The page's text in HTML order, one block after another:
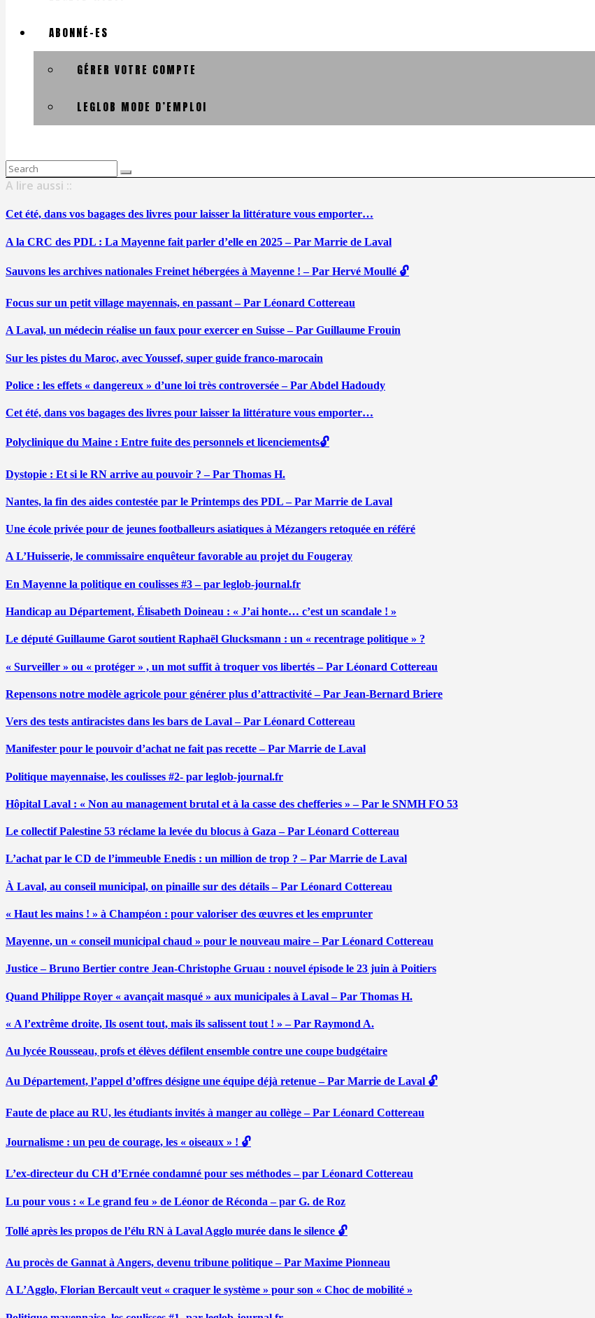
ABONNÉ-ES
GÉRER VOTRE COMPTE
LEGLOB MODE D’EMPLOI
Search
for:
A lire aussi ::
Cet été, dans vos bagages des livres pour laisser la littérature vous emporter…
A la CRC des PDL : La Mayenne fait parler d’elle en 2025 – Par Marrie de Laval
Sauvons les archives nationales Freinet hébergées à Mayenne ! – Par Hervé Moullé 🔓
Focus sur un petit village mayennais, en passant – Par Léonard Cottereau
A Laval, un médecin réalise un faux pour exercer en Suisse – Par Guillaume Frouin
Sur les pistes du Maroc, avec Youssef, super guide franco-marocain
Police : les effets « dangereux » d’une loi très controversée – Par Abdel Hadoudy
Cet été, dans vos bagages des livres pour laisser la littérature vous emporter…
Polyclinique du Maine : Entre fuite des personnels et licenciements🔓
Dystopie : Et si le RN arrive au pouvoir ? – Par Thomas H.
Nantes, la fin des aides contestée par le Printemps des PDL – Par Marrie de Laval
Une école privée pour de jeunes footballeurs asiatiques à Mézangers retoquée en référé
A L’Huisserie, le commissaire enquêteur favorable au projet du Fougeray
En Mayenne la politique en coulisses #3 – par leglob-journal.fr
Handicap au Département, Élisabeth Doineau : « J’ai honte… c’est un scandale ! »
Le député Guillaume Garot soutient Raphaël Glucksmann : un « recentrage politique » ?
« Surveiller » ou « protéger » , un mot suffit à troquer vos libertés – Par Léonard Cottereau
Repensons notre modèle agricole pour générer plus d’attractivité – Par Jean-Bernard Briere
Vers des tests antiracistes dans les bars de Laval – Par Léonard Cottereau
Manifester pour le pouvoir d’achat ne fait pas recette – Par Marrie de Laval
Politique mayennaise, les coulisses #2- par leglob-journal.fr
Hôpital Laval : « Non au management brutal et à la casse des chefferies » – Par le SNMH FO 53
Le collectif Palestine 53 réclame la levée du blocus à Gaza – Par Léonard Cottereau
L’achat par le CD de l’immeuble Enedis : un million de trop ? – Par Marrie de Laval
À Laval, au conseil municipal, on pinaille sur des détails – Par Léonard Cottereau
« Haut les mains ! » à Champéon : pour valoriser des œuvres et les emprunter
Mayenne, un « conseil municipal chaud » pour le nouveau maire – Par Léonard Cottereau
Justice – Bruno Bertier contre Jean-Christophe Gruau : nouvel épisode le 23 juin à Poitiers
Quand Philippe Royer « avançait masqué » aux municipales à Laval – Par Thomas H.
« A l’extrême droite, Ils osent tout, mais ils salissent tout ! » – Par Raymond A.
Au lycée Rousseau, profs et élèves défilent ensemble contre une coupe budgétaire
Au Département, l’appel d’offres désigne une équipe déjà retenue – Par Marrie de Laval 🔓
Faute de place au RU, les étudiants invités à manger au collège – Par Léonard Cottereau
Journalisme : un peu de courage, les « oiseaux » ! 🔓
L’ex-directeur du CH d’Ernée condamné pour ses méthodes – par Léonard Cottereau
Lu pour vous : « Le grand feu » de Léonor de Réconda – par G. de Roz
Tollé après les propos de l’élu RN à Laval Agglo murée dans le silence 🔓
Au procès de Gannat à Angers, devenu tribune politique – Par Maxime Pionneau
A L’Agglo, Florian Bercault veut « craquer le système » pour son « Choc de mobilité »